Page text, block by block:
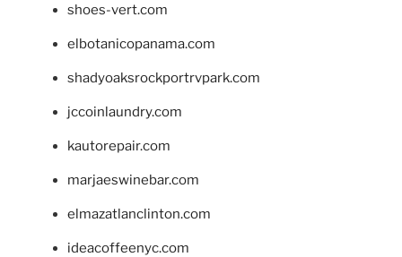
shoes-vert.com
elbotanicopanama.com
shadyoaksrockportrvpark.com
jccoinlaundry.com
kautorepair.com
marjaeswinebar.com
elmazatlanclinton.com
ideacoffeenyc.com